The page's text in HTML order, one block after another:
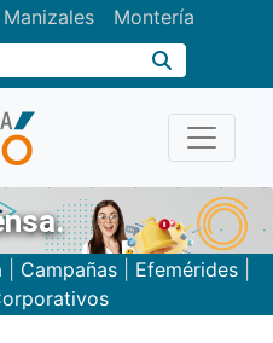
Manizales Montería
Campañas| Efemérides|